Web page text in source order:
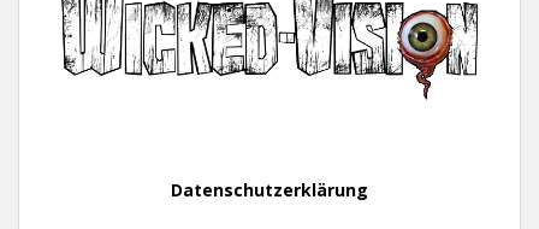
Datenschutzerklärung